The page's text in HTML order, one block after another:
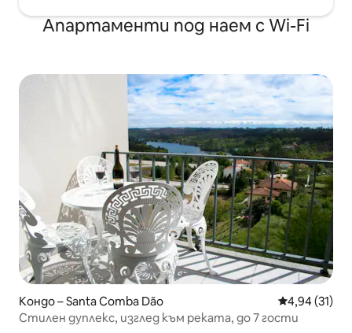
Апартаменти под наем с Wi-Fi
Кондо – Santa Comba Dão Средна
4,94 (31)
Стилен дуплекс, изглед към реката, до 7 гости